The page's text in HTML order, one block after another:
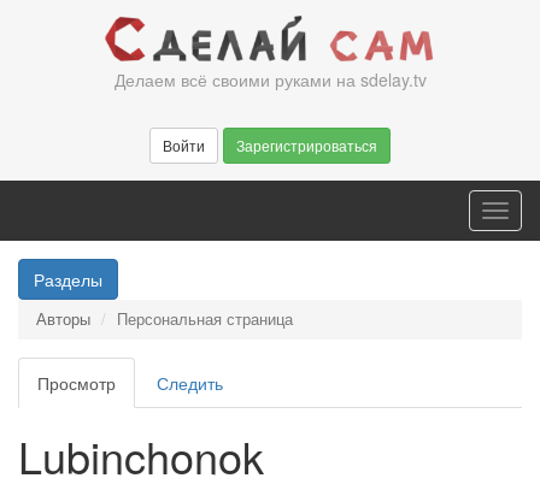
Делаем всё своими руками на sdelay.tv
Войти Зарегистрироваться
Разделы
Авторы Персональная страница
Главные
вкладки
Просмотр (активная
вкладка)
Следить
Lubinchonok